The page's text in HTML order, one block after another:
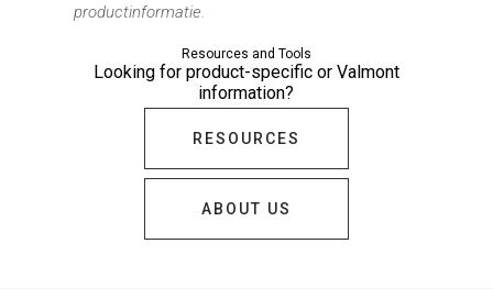
productinformatie.
Resources and Tools
Looking for product-specific or Valmont
information?
RESOURCES
ABOUT US